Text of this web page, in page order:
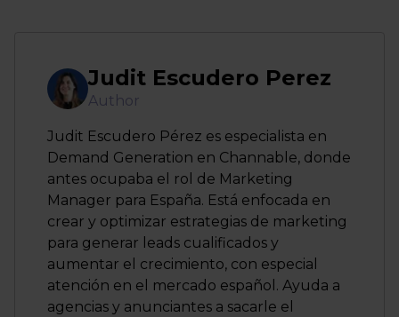
Judit Escudero Perez
Author
Judit Escudero Pérez es especialista en
Demand Generation en Channable, donde
antes ocupaba el rol de Marketing
Manager para España. Está enfocada en
crear y optimizar estrategias de marketing
para generar leads cualificados y
aumentar el crecimiento, con especial
atención en el mercado español. Ayuda a
agencias y anunciantes a sacarle el